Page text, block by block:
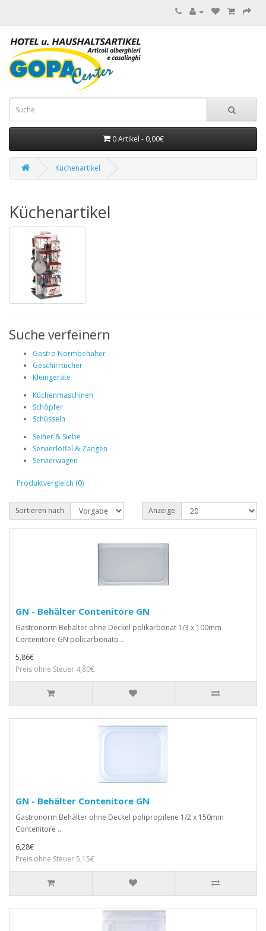
0 Artikel - 0,00€
Küchenartikel
Küchenartikel
Suche verfeinern
Gastro Normbehälter
Geschirrtücher
Kleingeräte
Küchenmaschinen
Schöpfer
Schüsseln
Seiher & Siebe
Servierlöffel & Zangen
Servierwagen
Produktvergleich (0)
Sortieren nach Anzeige
GN - Behälter Contenitore GN
Gastronorm Behälter ohne Deckel polikarbonat 1/3 x 100mm
Contenitore GN policarbonato ..
5,86€
Preis ohne Steuer 4,80€
GN - Behälter Contenitore GN
Gastronorm Behälter ohne Deckel polipropilene 1/2 x 150mm
Contenitore ..
6,28€
Preis ohne Steuer 5,15€